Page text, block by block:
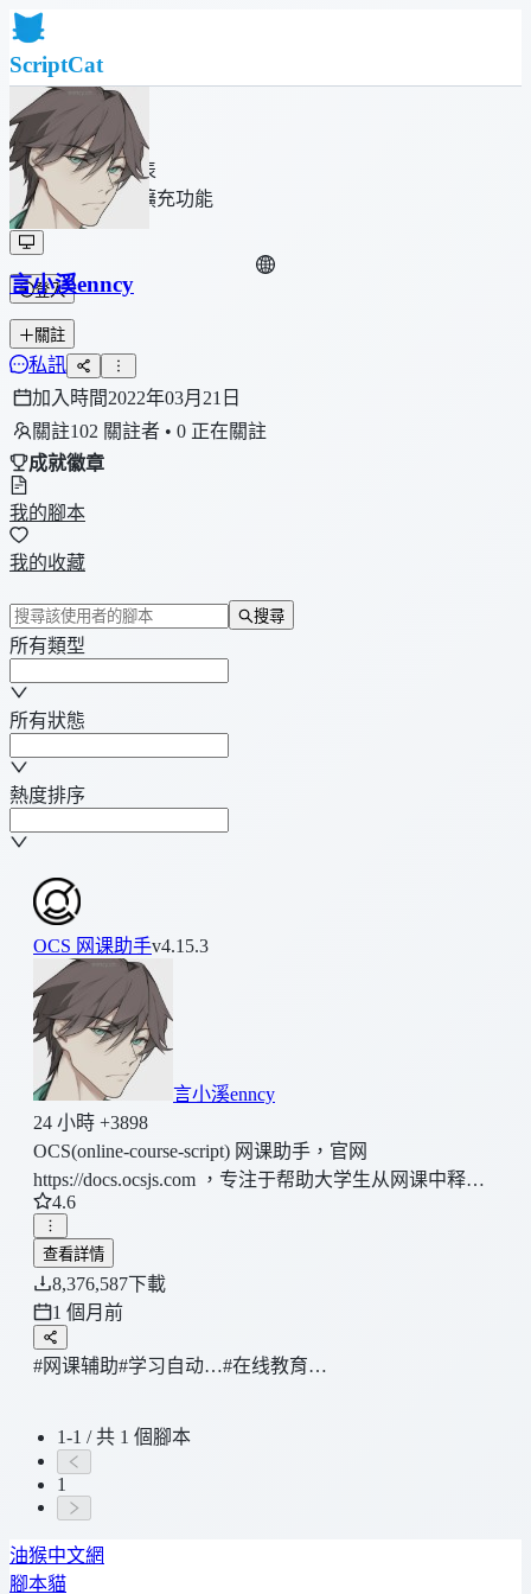
ScriptCat
首頁
社群
腳本列表
瀏覽器擴充功能
登入
言小溪enncy
關註
私訊
加入時間2022年03月21日
關註102 關註者 • 0 正在關註
成就徽章
我的腳本
我的收藏
搜尋
所有類型
所有狀態
熱度排序
OCS 网课助手v4.15.3
言小溪enncy
24 小時 +3898
OCS(online-course-script) 网课助手，官网
https://docs.ocsjs.com ，专注于帮助大学生从网课中释放
出来 让自己的时间把握在自己的手中，拥有人性化的操
作页面，流畅的步骤提示，支持 【超星学习通】 【知到
智慧树】 【职教云】 【智慧职教】 【中国大学
MOOC】 【雨课堂】 等网课的学习，作业。具体的功
能请查看脚本悬浮窗中的教程页面。
4.6
查看詳情
8,376,587下載
1 個月前
#网课辅助#学习自动…#在线教育…
1-1 / 共 1 個腳本
1
油猴中文網
腳本貓